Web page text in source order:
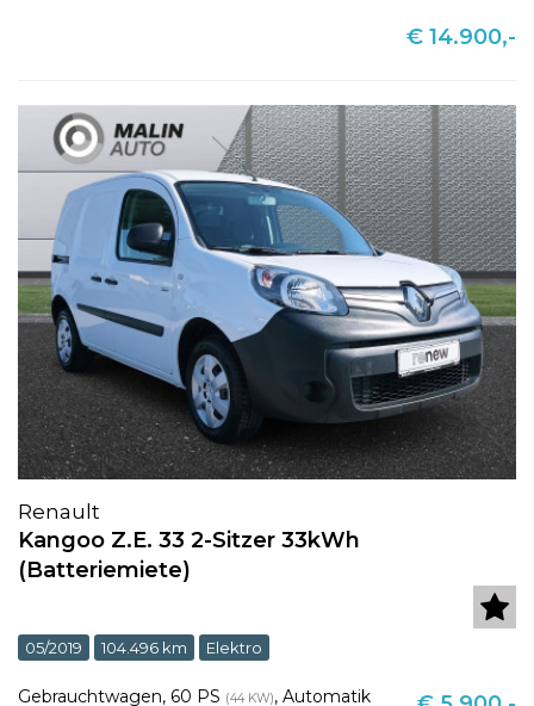
€ 14.900,-
Renault
Kangoo Z.E. 33 2-Sitzer 33kWh
(Batteriemiete)
05/2019 104.496 km Elektro
Gebrauchtwagen, 60 PS (44 KW), Automatik